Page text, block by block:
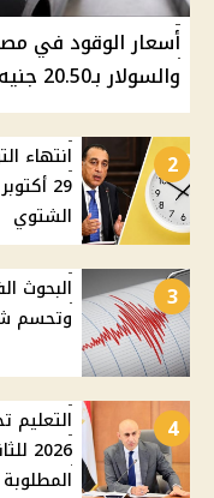
والسولار بـ20.50 جنيه
2
الشتوي
3
البحوث
وتحسم
4
التعليم
المطلوبة